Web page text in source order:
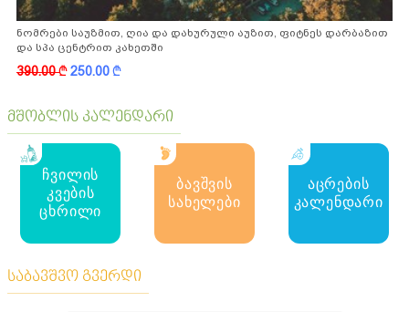
ნომრები საუზმით, ღია და დახურული აუზით, ფიტნეს დარბაზით
და სპა ცენტრით კახეთში
390.00k250.00k
მშობლის კალენდარი
ჩვილის
კვების
ცხრილი
ბავშვის
სახელები
აცრების
კალენდარი
საბავშვო გვერდი